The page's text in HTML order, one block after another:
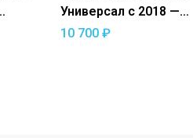
Универсал с 2018 —
/Cross с 2018 —
10 700₽